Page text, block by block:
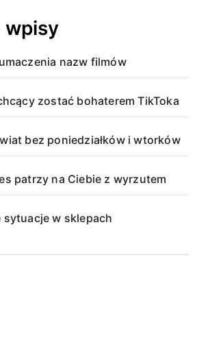
wpisy
nazw filmów
zostać bohaterem TikToka
bez poniedziałków i wtorków
patrzy na Ciebie z wyrzutem
sytuacje w sklepach